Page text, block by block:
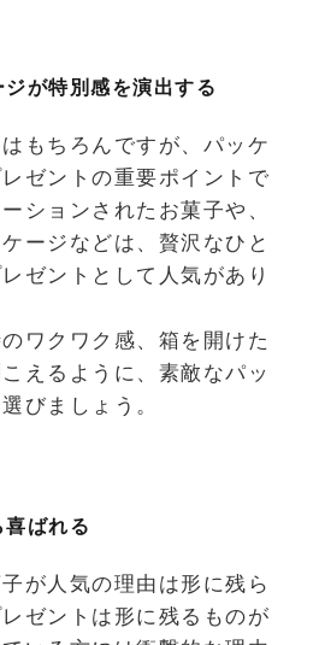
が特別感を演出する
もちろんですが、パッケ
ゼントの重要ポイントで
ションされたお菓子や、
ージなどは、贅沢なひと
ゼントとして人気があり
ワクワク感、箱を開けた
えるように、素敵なパッ
びましょう。
ばれる
が人気の理由は形に残ら
ゼントは形に残るものが